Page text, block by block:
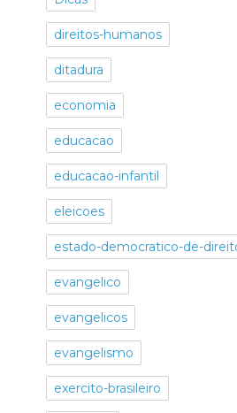
direitos-humanos
ditadura
economia
educacao
educacao-infantil
eleicoes
estado-democratico-de-
evangelico
evangelicos
evangelismo
exercito-brasileiro